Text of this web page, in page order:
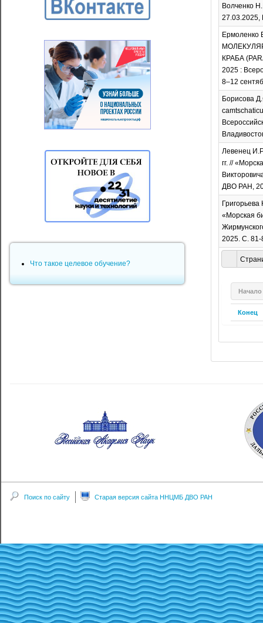
Начало
Конец
Волченко
Ермоленко
КРАБА
2025 :
8–12
Борисова
Левенец
гг. //
ДВО РАН,
«Морская
2025. С. 81-
Что такое целевое обучение?
Поиск по сайту Старая версия сайта ННЦМБ ДВО РАН